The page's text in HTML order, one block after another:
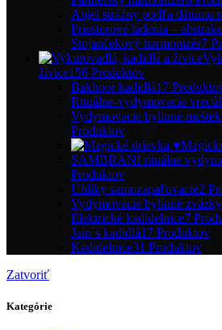
Anjel strážny podľa dátumu
Priestorové ladenia –
Stojančekový harmonizér7
živice156 Produktov
Bakhoor kadidlá17
Rituálne-vydymovacie
Vydymovacie bylinné
Produktov
SAMBRANI rituálne
Produktov
Uhlíky samozapaľovacie2
Vydymovacie bylinné zväzky
Elektrické kadidelnice7
Jain´s kadidlá17 Produktov
Kadidelnice31 Produktov
Zatvoriť
Kategórie